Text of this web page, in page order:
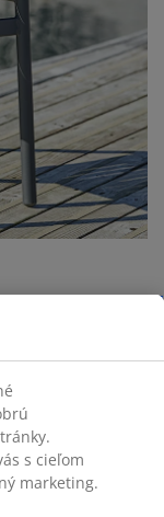
priestor na
miesto na
čerstvom
s cieľom
marketing.